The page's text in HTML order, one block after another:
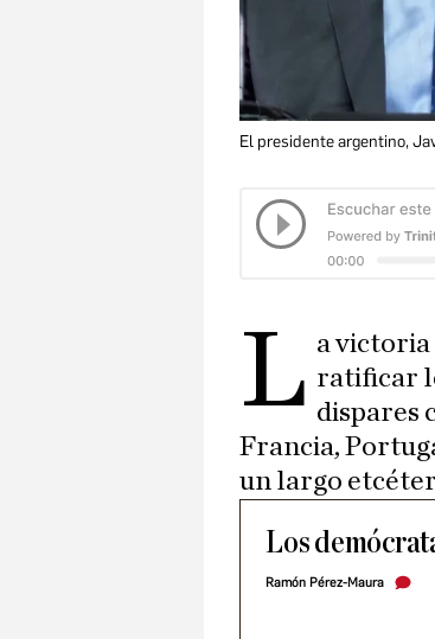
El presidente argentino,
L a
ratificar
dispares
Francia,
un largo
Los
Ramón Pérez-Maura